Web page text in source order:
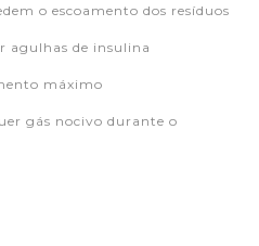
o escoamento dos resíduos
agulhas de insulina
máximo
gás nocivo durante o